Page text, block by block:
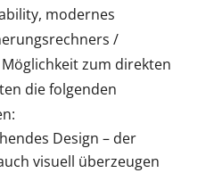
modernes
/
zum direkten
die folgenden
Design – der
visuell überzeugen